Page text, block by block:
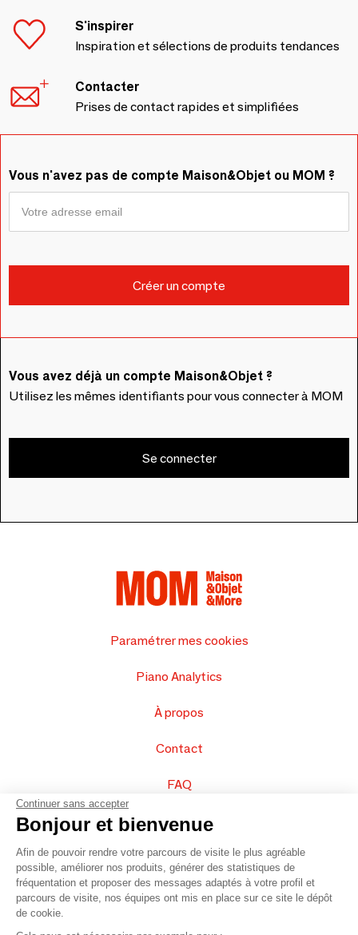
S'inspirer
Inspiration et sélections de produits tendances
Contacter
Prises de contact rapides et simplifiées
Vous n'avez pas de compte Maison&Objet ou MOM ?
Vous avez déjà un compte Maison&Objet ?
Utilisez les mêmes identifiants pour vous connecter à MOM
Se connecter
Paramétrer mes cookies
Piano Analytics
À propos
Contact
FAQ
Vendez vos produits
Plan du site
Continuer sans accepter
Bonjour et bienvenue
Afin de pouvoir rendre votre parcours de visite le plus agréable
possible, améliorer nos produits, générer des statistiques de
fréquentation et proposer des messages adaptés à votre profil et
parcours de visite, nos équipes ont mis en place sur ce site le dépôt
de cookie.